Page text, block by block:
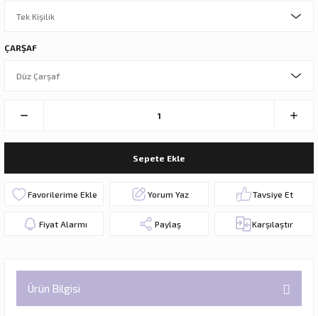
ÇARŞAF
Sepete Ekle
Yorum Yaz Tavsiye Et
Fiyat Alarmı Paylaş Karşılaştır
Ürün Bilgisi